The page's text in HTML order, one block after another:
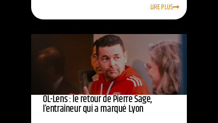
LIRE PLUS
OL-Lens : le retour de Pierre Sage,
l’entraîneur qui a marqué Lyon